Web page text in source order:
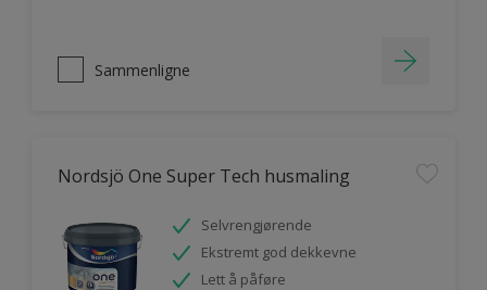
Sammenligne
Nordsjö One Super Tech husmaling
Selvrengjørende
Ekstremt god dekkevne
Lett å påføre